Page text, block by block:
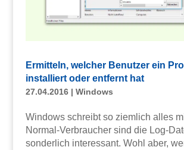
Ermitteln, welcher Benutzer ein
installiert oder entfernt hat
27.04.2016| Windows
Windows schreibt so ziemlich alles
Normal-Verbraucher sind die Log-
sonderlich interessant. Wohl aber,